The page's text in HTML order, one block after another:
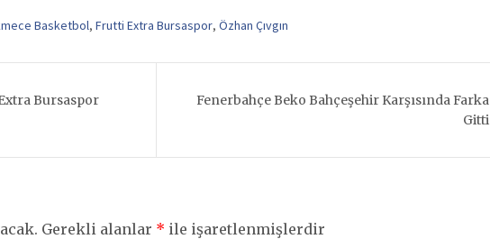
Basketbol, Frutti Extra Bursaspor, Özhan Çıvgın
Bursaspor
Fenerbahçe Beko Bahçeşehir Karşısında Farka
Gitti
Gerekli alanlar * ile işaretlenmişlerdir